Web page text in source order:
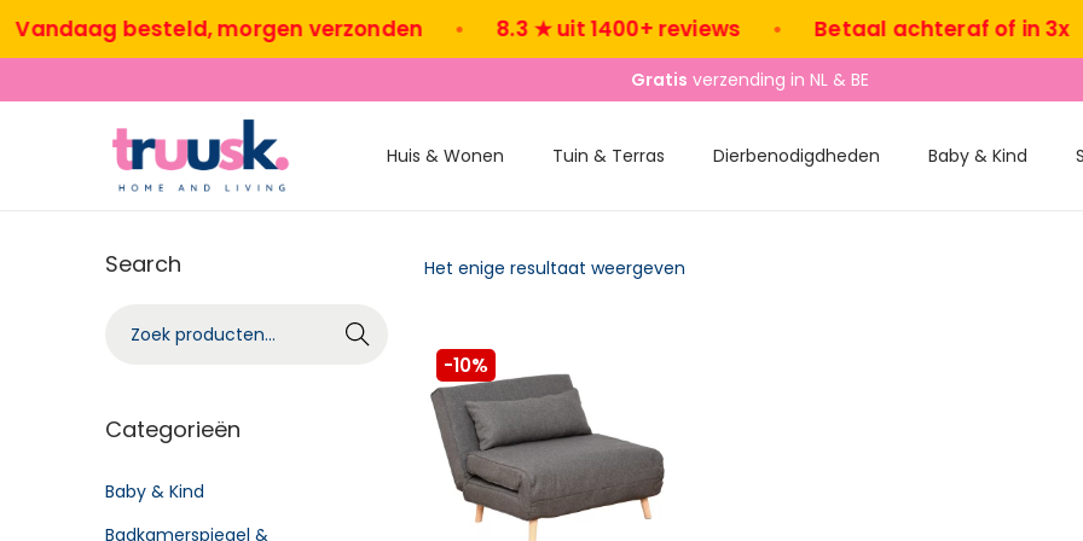
besteld, morgen verzonden • 8.3 ★ uit 1400+ reviews • Betaal achteraf of in 3x •
Gratis verzending in NL & BE
Huis & Wonen Tuin & Terras Dierbenodigdheden Baby & Kind
Het enige resultaat weergeven
-10%
Search
Zoeke
Categorieën
Baby & Kind
Badkamerspiegel &